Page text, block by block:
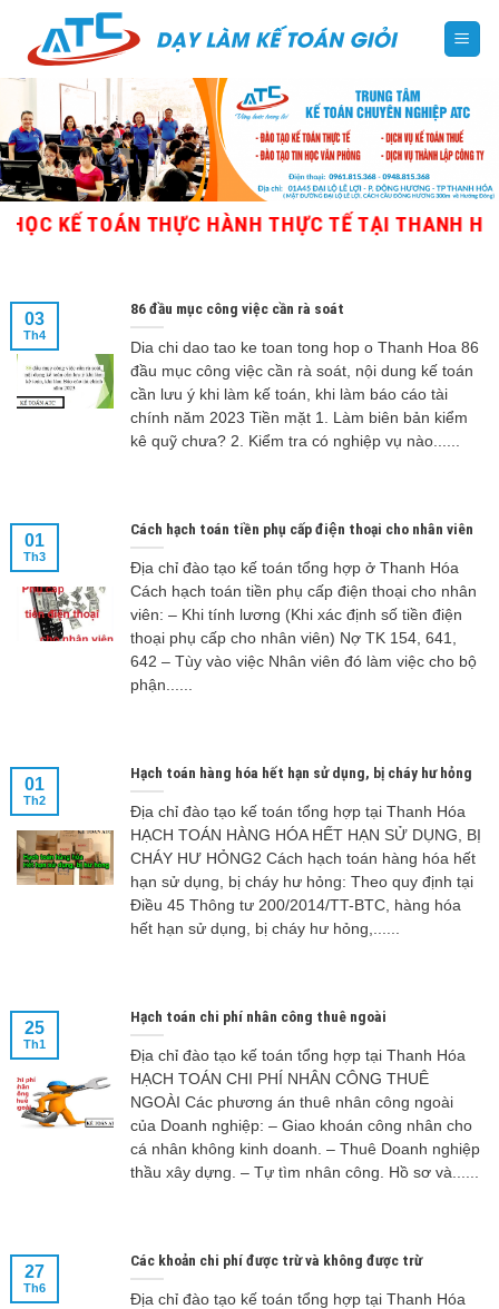
content
KẾ TOÁN THỰC HÀNH THỰC TẾ TẠI THANH HÓA
86 đầu mục công việc cần rà soát
Dia chi dao tao ke toan tong hop o Thanh Hoa 86
đầu mục công việc cần rà soát, nội dung kế toán
cần lưu ý khi làm kế toán, khi làm báo cáo tài
chính năm 2023 Tiền mặt 1. Làm biên bản kiểm
kê quỹ chưa? 2. Kiểm tra có nghiệp vụ nào......
03
Th4
Cách hạch toán tiền phụ cấp điện thoại cho nhân viên
Địa chỉ đào tạo kế toán tổng hợp ở Thanh Hóa
Cách hạch toán tiền phụ cấp điện thoại cho nhân
viên: – Khi tính lương (Khi xác định số tiền điện
thoại phụ cấp cho nhân viên) Nợ TK 154, 641,
642 – Tùy vào việc Nhân viên đó làm việc cho bộ
phận......
01
Th3
Hạch toán hàng hóa hết hạn sử dụng, bị cháy hư hỏng
Địa chỉ đào tạo kế toán tổng hợp tại Thanh Hóa
HẠCH TOÁN HÀNG HÓA HẾT HẠN SỬ DỤNG, BỊ
CHÁY HƯ HỎNG2 Cách hạch toán hàng hóa hết
hạn sử dụng, bị cháy hư hỏng: Theo quy định tại
Điều 45 Thông tư 200/2014/TT-BTC, hàng hóa
hết hạn sử dụng, bị cháy hư hỏng,......
01
Th2
Hạch toán chi phí nhân công thuê ngoài
Địa chỉ đào tạo kế toán tổng hợp tại Thanh Hóa
HẠCH TOÁN CHI PHÍ NHÂN CÔNG THUÊ
NGOÀI Các phương án thuê nhân công ngoài
của Doanh nghiệp: – Giao khoán công nhân cho
cá nhân không kinh doanh. – Thuê Doanh nghiệp
thầu xây dựng. – Tự tìm nhân công. Hồ sơ và......
25
Th1
Các khoản chi phí được trừ và không được trừ
Địa chỉ đào tạo kế toán tổng hợp tại Thanh Hóa
27
Th6